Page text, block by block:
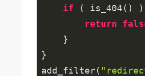
if ( is_404()
return
    }
}
add_filter(